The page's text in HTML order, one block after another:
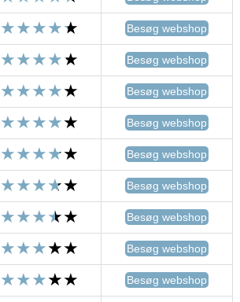
Besøg webshop
Besøg webshop
Besøg webshop
Besøg webshop
Besøg webshop
Besøg webshop
Besøg webshop
Besøg webshop
Besøg webshop